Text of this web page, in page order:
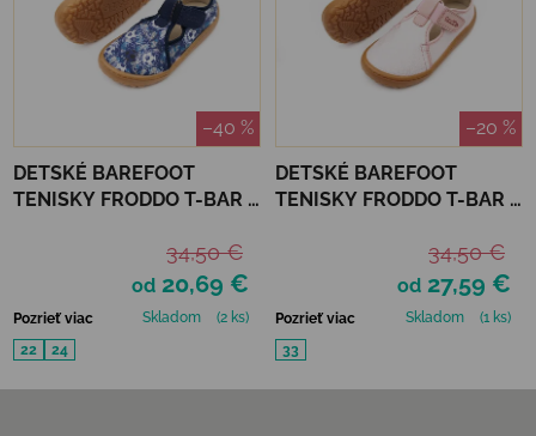
–40 %
DETSKÉ BAREFOOT
TENISKY FRODDO T-BAR -
od 20,69 €
34,50 €
Pozrieť viac Skladom
(2 ks)
22
24
–20 %
DETSKÉ BAREFOOT
TENISKY FRODDO T-BAR -
od 27,59 €
34,50 €
Pozrieť viac Skladom
(1 ks)
33